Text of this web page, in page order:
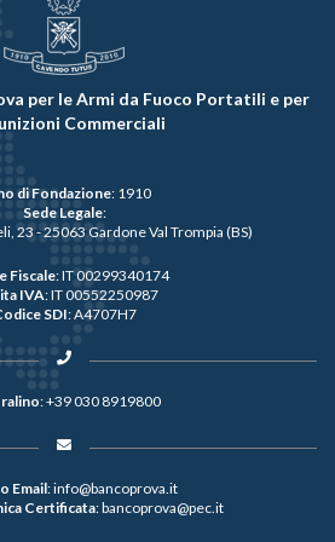
per le Armi da Fuoco Portatili e per
Commerciali
di Fondazione: 1910
Sede Legale:
23 - 25063 Gardone Val Trompia (BS)
Fiscale: IT 00299340174
IVA: IT 00552250987
SDI: A4707H7
:+39 030 8919800
Email:info@bancoprova.it
Certificata:bancoprova@pec.it